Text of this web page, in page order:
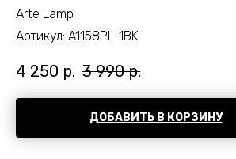
Arte Lamp
Артикул: A1158PL-1BK
4 250 р. 3 990 р.
ДОБАВИТЬ В КОРЗИНУ